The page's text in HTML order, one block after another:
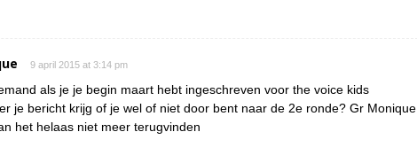
9 april 2015 at 3:14 pm
als je je begin maart hebt ingeschreven voor the voice kids
je bericht krijg of je wel of niet door bent naar de 2e ronde? Gr Monique
het helaas niet meer terugvinden